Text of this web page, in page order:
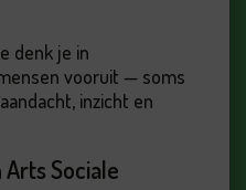
denk je in
vooruit — soms
inzicht en
Sociale